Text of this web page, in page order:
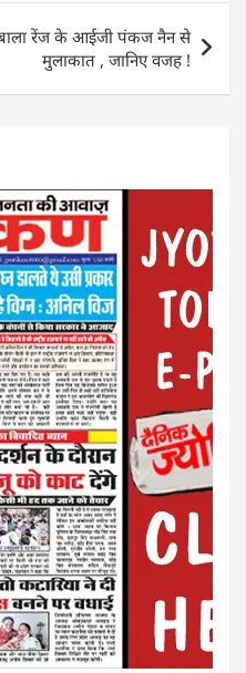
g
er
रेंज के आईजी पंकज नैन से
मुलाकात , जानिए वजह !